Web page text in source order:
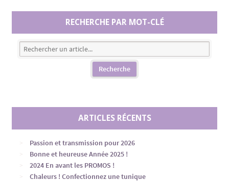
RECHERCHE PAR MOT-CLÉ
ARTICLES RÉCENTS
Passion et transmission pour 2026
Bonne et heureuse Année 2025 !
2024 En avant les PROMOS !
Chaleurs ! Confectionnez une tunique